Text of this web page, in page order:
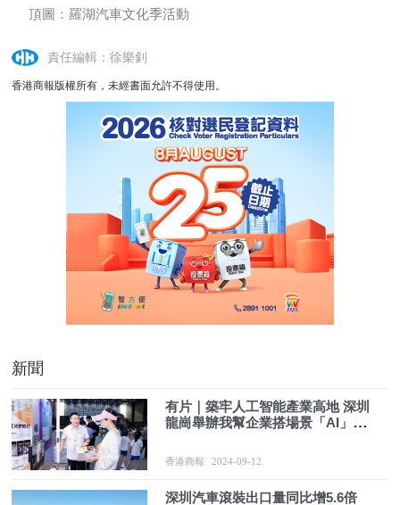
頂圖：羅湖汽車文化季活動
責任編輯：徐樂釗
香港商報版權所有，未經書面允許不得使用。
新聞
有片｜築牢人工智能產業高地 深圳
龍崗舉辦我幫企業搭場景「AI」專
香港商報 2024-09-12
深圳汽車滾裝出口量同比增5.6倍